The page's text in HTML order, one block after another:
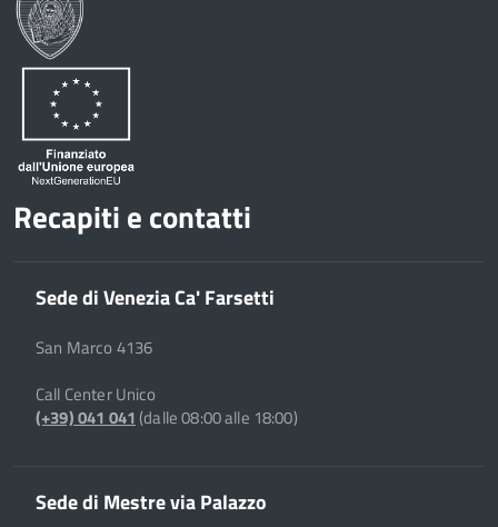
Recapiti e contatti
Sede di Venezia Ca' Farsetti
San Marco 4136
Call Center Unico
(+39) 041 041(dalle 08:00 alle 18:00)
Sede di Mestre via Palazzo